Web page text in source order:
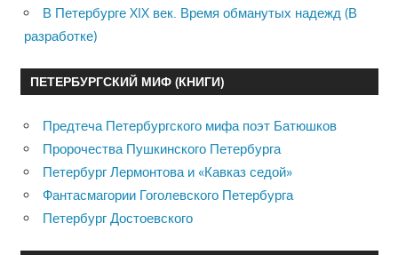
В Петербурге XIX век. Время обманутых надежд (В
разработке)
ПЕТЕРБУРГСКИЙ МИФ (КНИГИ)
Предтеча Петербургского мифа поэт Батюшков
Пророчества Пушкинского Петербурга
Петербург Лермонтова и «Кавказ седой»
Фантасмагории Гоголевского Петербурга
Петербург Достоевского